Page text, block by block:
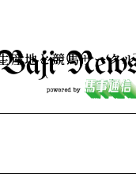
産地と競馬サーク